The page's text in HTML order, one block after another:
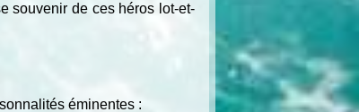
souvenir de ces héros lot-et-
éminentes :